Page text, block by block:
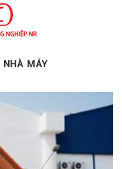
NHÀ MÁY